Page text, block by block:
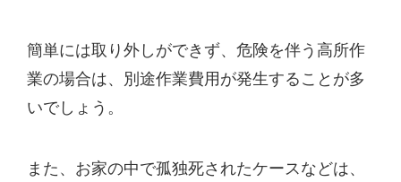
簡単には取り外しができず、危険を伴う高所作
業の場合は、別途作業費用が発生することが多
いでしょう。
また、お家の中で孤独死されたケースなどは、